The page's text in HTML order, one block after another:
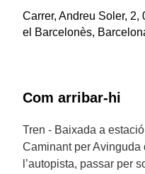
Carrer, Andreu Soler, 2,
el Barcelonès,
Com arribar-hi
Tren - Baixada a
Caminant per Avinguda
l’autopista, passar per